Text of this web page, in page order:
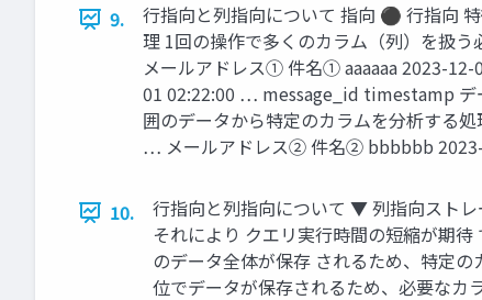
9.
行指向と列指向について 指向 ⚫ 行指向
理 1回の操作で多くのカラム（列）を扱
メールアドレス① 件名① aaaaaa 2023-
01 02:22:00 … message_id timestamp デ
囲のデータから特定のカラムを分析する
… メールアドレス② 件名② bbbbbb
10.
行指向と列指向について ▼ 列指向スト
それにより クエリ実行時間の短縮が期
のデータ全体が保存 されるため、特定
位でデータが保存されるため、必要な